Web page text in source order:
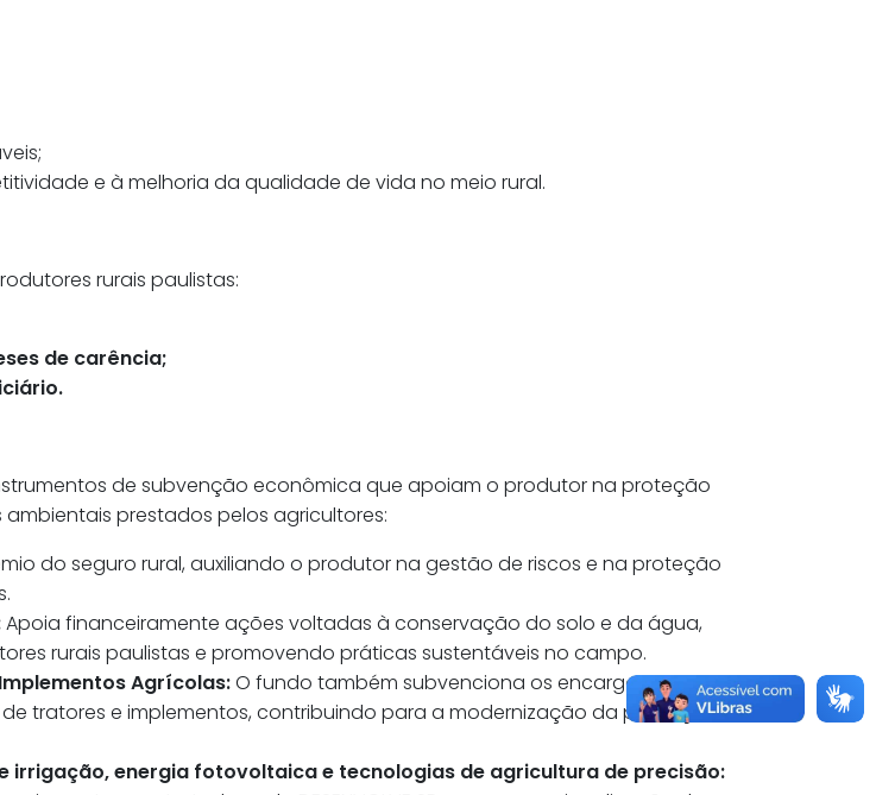
e à melhoria da qualidade de vida no meio rural.
rurais paulistas:
de carência;
de subvenção econômica que apoiam o produtor na proteção
prestados pelos agricultores:
do seguro rural, auxiliando o produtor na gestão de riscos e na proteção
Apoia financeiramente ações voltadas à conservação do solo e da água,
rurais paulistas e promovendo práticas sustentáveis no campo.
Agrícolas:O fundo também subvenciona os encargos
tratores e implementos, contribuindo para a modernização da produção e
irrigação, energia fotovoltaica e tecnologias de agricultura de precisão: